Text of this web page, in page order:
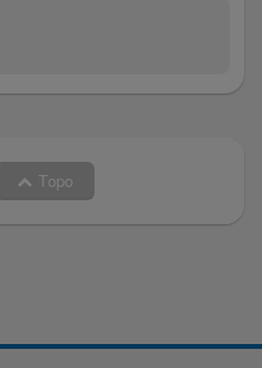
Topo